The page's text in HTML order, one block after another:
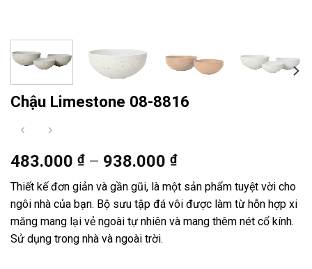
Chậu Limestone 08-8816
483.000 ₫ – 938.000 ₫Khoảng
giá:
từ
483.000 ₫
đến
Thiết kế đơn giản và gần gũi, là một sản phẩm tuyệt vời cho
ngôi nhà của bạn. Bộ sưu tập đá vôi được làm từ hỗn hợp xi
măng mang lại vẻ ngoài tự nhiên và mang thêm nét cổ kính.
Sử dụng trong nhà và ngoài trời.